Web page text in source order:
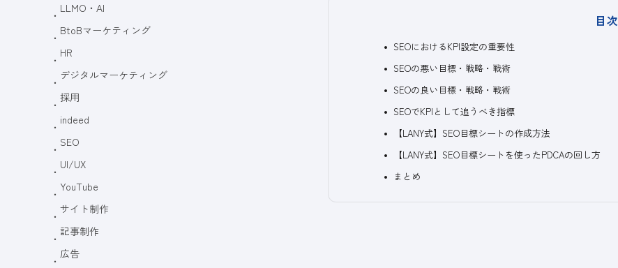
目次
SEOにおけるKPI設定の重要性
SEOの悪い目標・戦略・戦術
SEOの良い目標・戦略・戦術
SEOでKPIとして追うべき指標
【LANY式】SEO目標シートの作成方法
【LANY式】SEO目標シートを使ったPDCAの回し方
まとめ
LLMO・AI
BtoBマーケティング
HR
デジタルマーケティング
採用
indeed
SEO
UI/UX
YouTube
サイト制作
記事制作
広告